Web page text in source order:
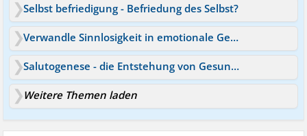
Selbst befriedigung - Befriedung des Selbst?
Verwandle Sinnlosigkeit in emotionale Gesundheit!
Salutogenese - die Entstehung von Gesundheit
Weitere Themen laden